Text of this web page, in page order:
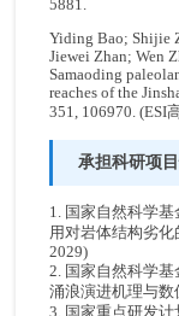
5881.
Yiding Bao; Shijie
Jiewei Zhan; Wen
Samaoding
reaches of the
351, 106970. (ESI
承担科研项
1. 国家自然科学
用对岩体结构劣
2029)
2. 国家自然科学
涌浪演进机理与数